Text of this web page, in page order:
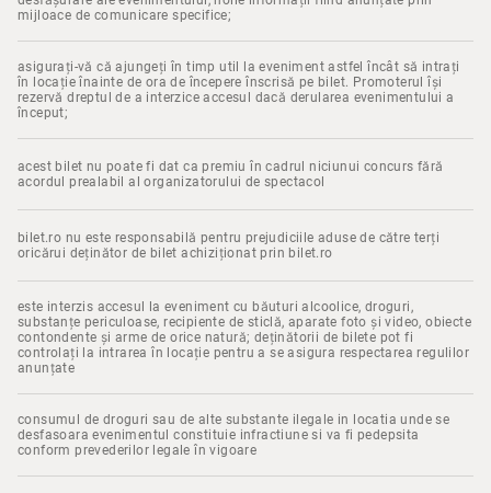
mijloace de comunicare specifice;
asigurați-vă că ajungeți în timp util la eveniment astfel încât să intrați
în locație înainte de ora de începere înscrisă pe bilet. Promoterul își
rezervă dreptul de a interzice accesul dacă derularea evenimentului a
început;
acest bilet nu poate fi dat ca premiu în cadrul niciunui concurs fără
acordul prealabil al organizatorului de spectacol
bilet.ro nu este responsabilă pentru prejudiciile aduse de către terți
oricărui deținător de bilet achiziționat prin bilet.ro
este interzis accesul la eveniment cu băuturi alcoolice, droguri,
substanțe periculoase, recipiente de sticlă, aparate foto și video, obiecte
contondente și arme de orice natură; deținătorii de bilete pot fi
controlați la intrarea în locație pentru a se asigura respectarea regulilor
anunțate
consumul de droguri sau de alte substante ilegale in locatia unde se
desfasoara evenimentul constituie infractiune si va fi pedepsita
conform prevederilor legale în vigoare